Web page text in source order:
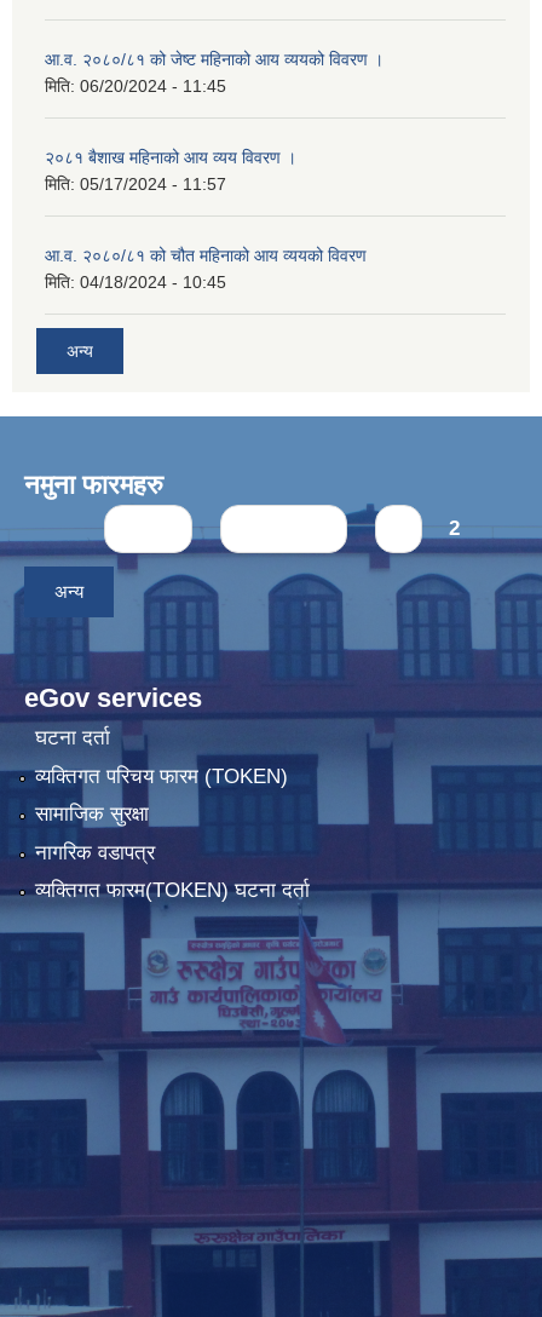
आ.व. २०८०/८१ को जेष्ट महिनाको आय व्ययको विवरण ।
मिति: 06/20/2024 - 11:45
२०८१ बैशाख महिनाको आय व्यय विवरण ।
मिति: 05/17/2024 - 11:57
आ.व. २०८०/८१ को चौत महिनाको आय व्ययको विवरण
मिति: 04/18/2024 - 10:45
अन्य
नमुना फारमहरु
Pages 2
अन्य
eGov services
घटना दर्ता
व्यक्तिगत परिचय फारम (TOKEN)
सामाजिक सुरक्षा
नागरिक वडापत्र
व्यक्तिगत फारम(TOKEN) घटना दर्ता